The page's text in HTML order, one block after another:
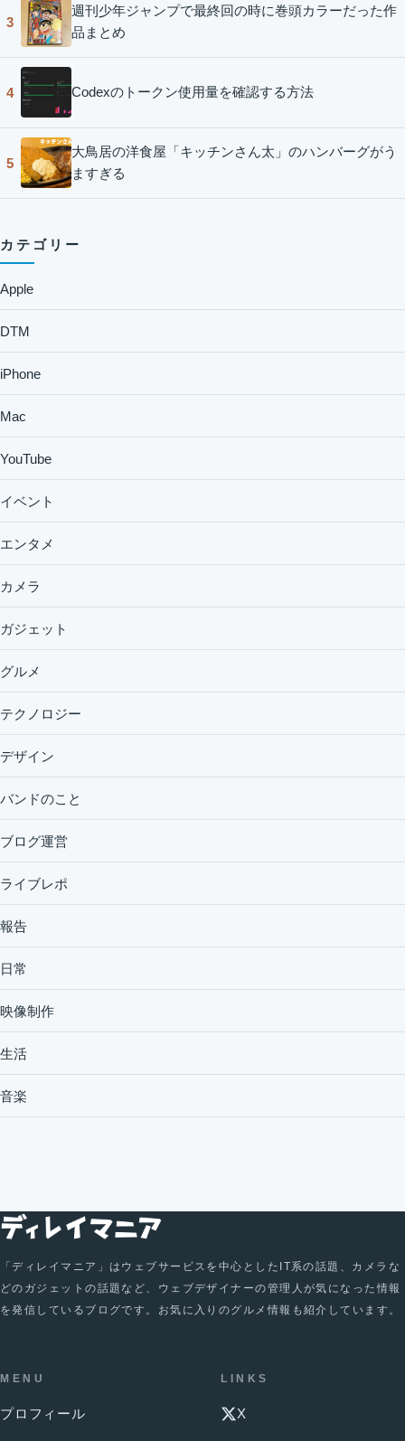
3
週刊少年ジャンプで最終回の時に巻頭カラーだった作
品まとめ
4 Codexのトークン使用量を確認する方法
5
大鳥居の洋食屋「キッチンさん太」のハンバーグがう
ますぎる
カテゴリー
Apple
DTM
iPhone
Mac
YouTube
イベント
エンタメ
カメラ
ガジェット
グルメ
テクノロジー
デザイン
バンドのこと
ブログ運営
ライブレポ
報告
日常
映像制作
生活
音楽
「ディレイマニア」はウェブサービスを中心としたIT系の話題、カメラな
どのガジェットの話題など、ウェブデザイナーの管理人が気になった情報
を発信しているブログです。お気に入りのグルメ情報も紹介しています。
MENU
プロフィール
LINKS
X